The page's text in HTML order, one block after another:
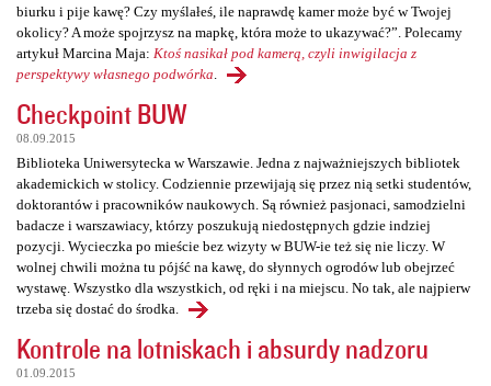
biurku i pije kawę? Czy myślałeś, ile naprawdę kamer może być w Twojej
okolicy? A może spojrzysz na mapkę, która może to ukazywać?”. Polecamy
artykuł Marcina Maja: Ktoś nasikał pod kamerą, czyli inwigilacja z
perspektywy własnego podwórka
Checkpoint BUW
08.09.2015
Biblioteka Uniwersytecka w Warszawie. Jedna z najważniejszych bibliotek
akademickich w stolicy. Codziennie przewijają się przez nią setki studentów,
doktorantów i pracowników naukowych. Są również pasjonaci, samodzielni
badacze i warszawiacy, którzy poszukują niedostępnych gdzie indziej
pozycji. Wycieczka po mieście bez wizyty w BUW-ie też się nie liczy. W
wolnej chwili można tu pójść na kawę, do słynnych ogrodów lub obejrzeć
wystawę. Wszystko dla wszystkich, od ręki i na miejscu. No tak, ale najpierw
trzeba się dostać do środka.
Kontrole na lotniskach i absurdy nadzoru
01.09.2015